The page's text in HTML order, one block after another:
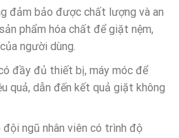
đảm bảo được chất lượng và an
phẩm hóa chất để giặt nệm,
người dùng.
đầy đủ thiết bị, máy móc để
quả, dẫn đến kết quả giặt không
đội ngũ nhân viên có trình độ